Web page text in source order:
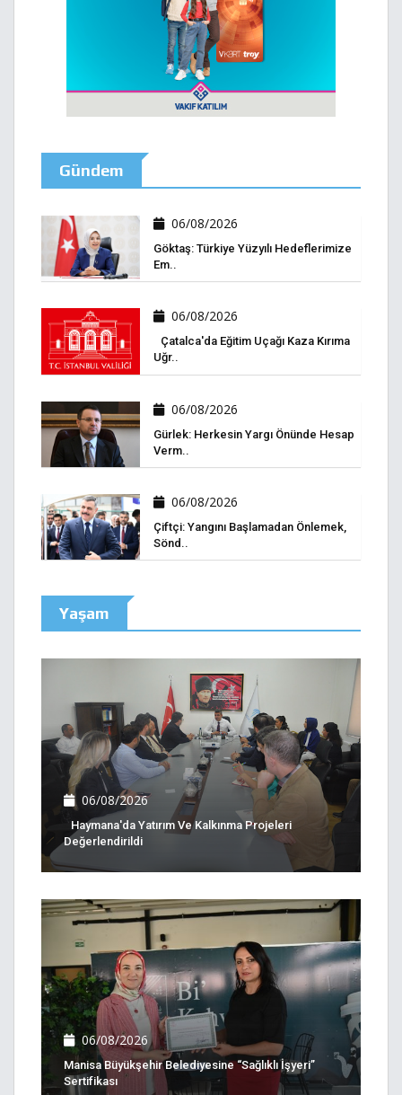
Gündem
06/08/2026
Göktaş: Türkiye Yüzyılı Hedeflerimize
Em..
06/08/2026
Çatalca'da Eğitim Uçağı Kaza Kırıma
Uğr..
06/08/2026
Gürlek: Herkesin Yargı Önünde Hesap
Verm..
06/08/2026
Çiftçi: Yangını Başlamadan Önlemek,
Sönd..
Yaşam
06/08/2026
Haymana'da Yatırım Ve Kalkınma Projeleri
Değerlendirildi
06/08/2026
Manisa Büyükşehir Belediyesine “Sağlıklı İşyeri”
Sertifikası